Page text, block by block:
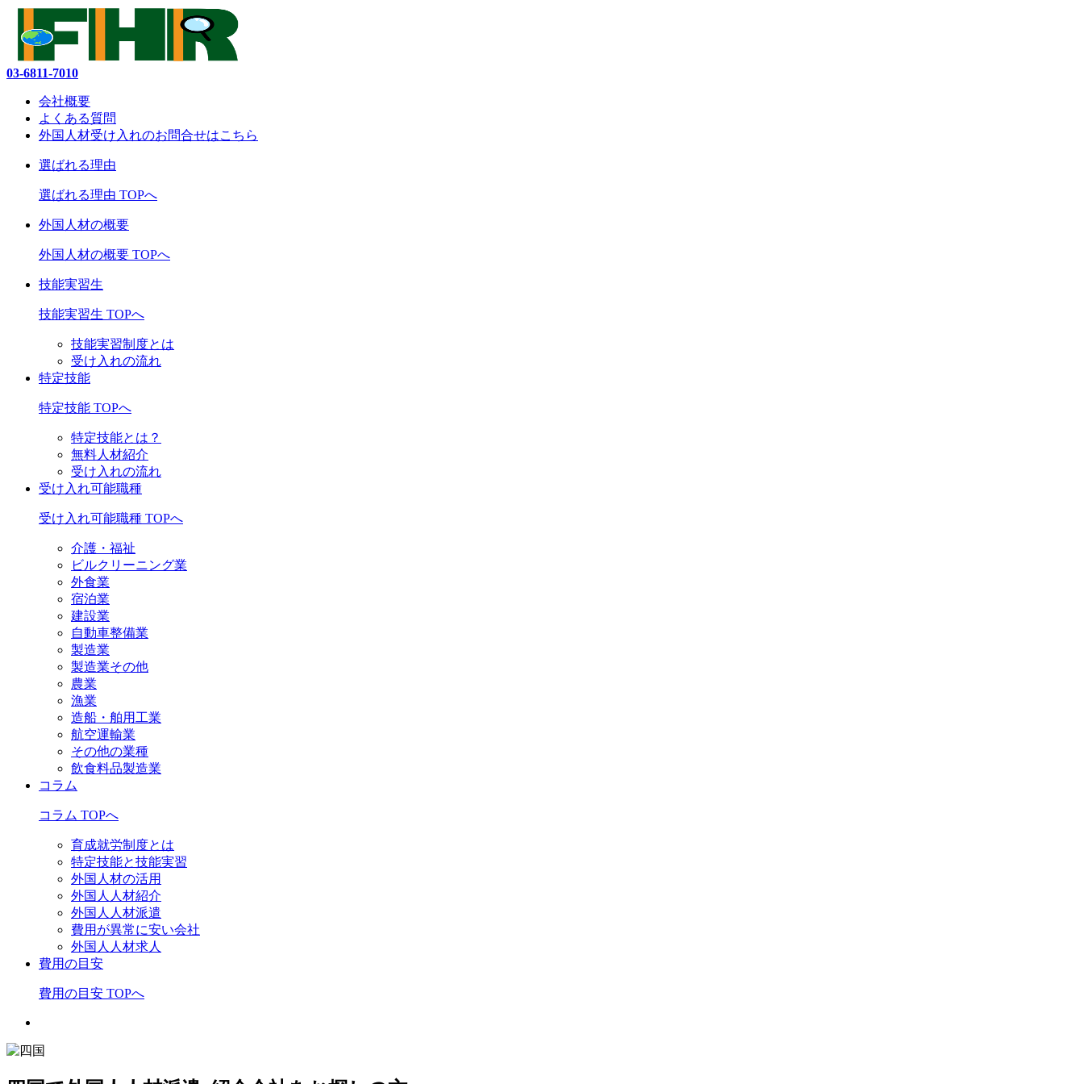
03-6811-7010
会社概要
よくある質問
外国人材受け入れのお問合せはこちら
選ばれる理由
選ばれる理由 TOPへ
外国人材の概要
外国人材の概要 TOPへ
技能実習生
技能実習生 TOPへ
技能実習制度とは
受け入れの流れ
特定技能
特定技能 TOPへ
特定技能とは？
無料人材紹介
受け入れの流れ
受け入れ可能職種
受け入れ可能職種 TOPへ
介護・福祉
ビルクリーニング業
外食業
宿泊業
建設業
自動車整備業
製造業
製造業その他
農業
漁業
造船・舶用工業
航空運輸業
その他の業種
飲食料品製造業
コラム
コラム TOPへ
育成就労制度とは
特定技能と技能実習
外国人材の活用
外国人人材紹介
外国人人材派遣
費用が異常に安い会社
外国人人材求人
費用の目安
費用の目安 TOPへ